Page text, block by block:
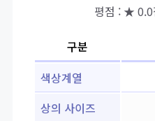
평점 : ★ 0.0
구분
색상계열
상의 사이즈